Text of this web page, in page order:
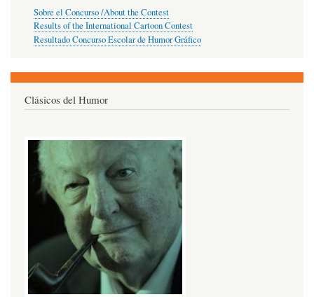
Sobre el Concurso /About the Contest
Results of the International Cartoon Contest
Resultado Concurso Escolar de Humor Gráfico
Clásicos del Humor